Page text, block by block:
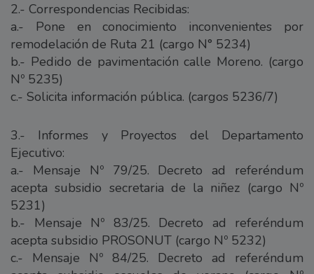
2.- Correspondencias Recibidas:
a.- Pone en conocimiento inconvenientes por
remodelación de Ruta 21 (cargo N° 5234)
b.- Pedido de pavimentación calle Moreno. (cargo
Nº 5235)
c.- Solicita información pública. (cargos 5236/7)
3.- Informes y Proyectos del Departamento
Ejecutivo:
a.- Mensaje Nº 79/25. Decreto ad referéndum
acepta subsidio secretaria de la niñez (cargo Nº
5231)
b.- Mensaje Nº 83/25. Decreto ad referéndum
acepta subsidio PROSONUT (cargo Nº 5232)
c.- Mensaje Nº 84/25. Decreto ad referéndum